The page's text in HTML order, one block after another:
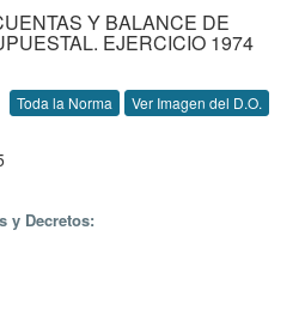
Y BALANCE DE
EJERCICIO 1974
Toda la Norma Ver Imagen del D.O.
y Decretos: